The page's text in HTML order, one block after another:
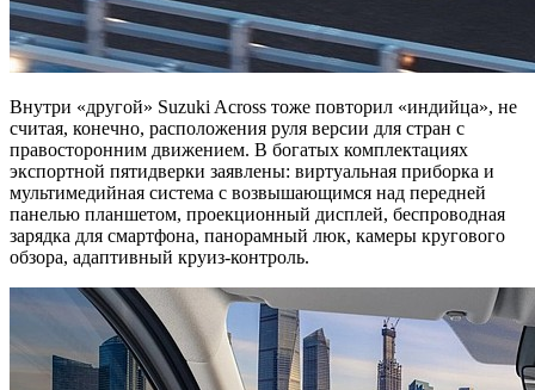
Внутри «другой» Suzuki Across тоже повторил «индийца», не
считая, конечно, расположения руля версии для стран с
правосторонним движением. В богатых комплектациях
экспортной пятидверки заявлены: виртуальная приборка и
мультимедийная система с возвышающимся над передней
панелью планшетом, проекционный дисплей, беспроводная
зарядка для смартфона, панорамный люк, камеры кругового
обзора, адаптивный круиз-контроль.